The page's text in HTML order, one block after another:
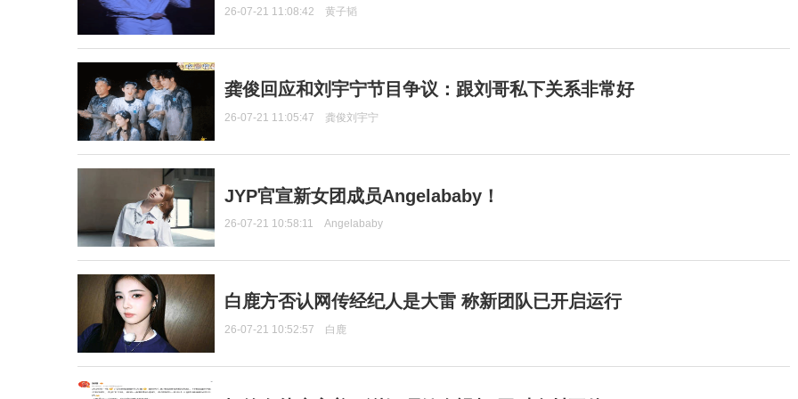
26-07-21 11:08:42 黄子韬
龚俊回应和刘宇宁节目争议：跟刘哥私下关系非常好
26-07-21 11:05:47 龚俊刘宇宁
JYP官宣新女团成员Angelababy！
26-07-21 10:58:11 Angelababy
白鹿方否认网传经纪人是大雷 称新团队已开启运行
26-07-21 10:52:57 白鹿